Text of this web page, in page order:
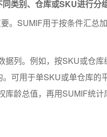
类别、仓库或SKU进行分
。SUMIF用于按条件汇总
列。例如，按SKU或仓库
可用于单SKU或单仓库的
库龄总值，再用SUMIF统